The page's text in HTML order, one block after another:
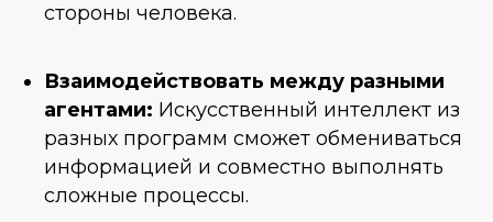
стороны человека.
Взаимодействовать между разными
агентами: Искусственный интеллект из
разных программ сможет обмениваться
информацией и совместно выполнять
сложные процессы.